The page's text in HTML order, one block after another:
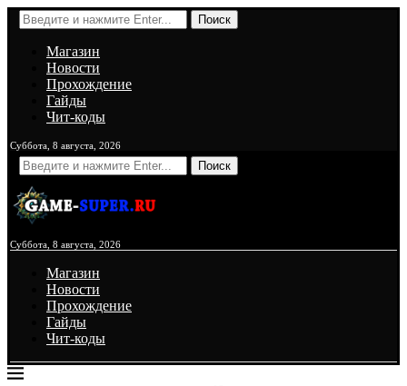
Поиск
Магазин
Новости
Прохождение
Гайды
Чит-коды
Суббота, 8 августа, 2026
Поиск
Суббота, 8 августа, 2026
Магазин
Новости
Прохождение
Гайды
Чит-коды